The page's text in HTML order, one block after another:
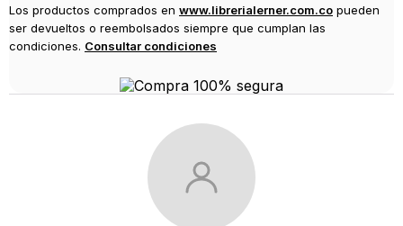
Los productos comprados en www.librerialerner.com.co pueden
ser devueltos o reembolsados siempre que cumplan las
condiciones. Consultar condiciones